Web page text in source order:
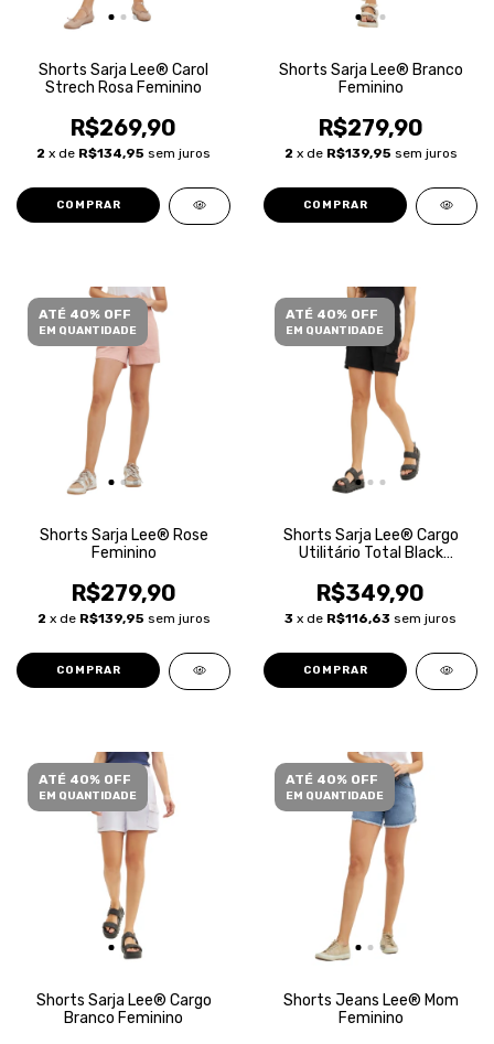
Shorts Sarja Lee® Carol
Strech Rosa Feminino
R$269,90
2 x de R$134,95 sem juros
COMPRAR
Shorts Sarja Lee® Branco
Feminino
R$279,90
2 x de R$139,95 sem juros
COMPRAR
ATÉ 40% OFF
EM QUANTIDADE
Shorts Sarja Lee® Rose
Feminino
R$279,90
2 x de R$139,95 sem juros
COMPRAR
ATÉ 40% OFF
EM QUANTIDADE
Shorts Sarja Lee® Cargo
Utilitário Total Black
R$349,90
3 x de R$116,63 sem juros
COMPRAR
ATÉ 40% OFF
EM QUANTIDADE
Shorts Sarja Lee® Cargo
Branco Feminino
ATÉ 40% OFF
EM QUANTIDADE
Shorts Jeans Lee® Mom
Feminino